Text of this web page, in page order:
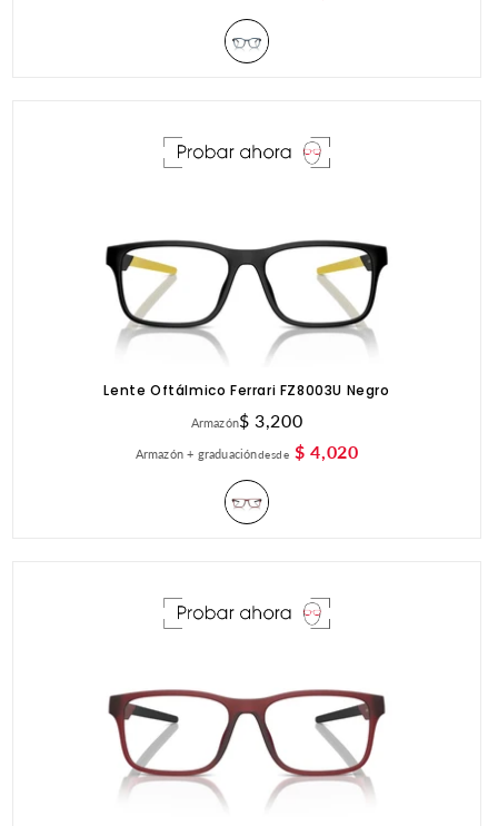
Lente Oftálmico Ferrari FZ8003U Negro
ArmazónPrecio
habitual
$ 3,200
Armazón + graduacióndesde $ 4,020